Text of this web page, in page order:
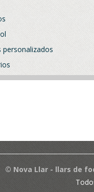
personalizados
© Nova Llar - llars de